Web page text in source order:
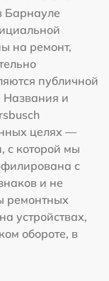
Барнауле
на ремонт,
публичной
Названия и
целях —
с которой мы
с
и не
ремонтных
устройствах,
обороте, в